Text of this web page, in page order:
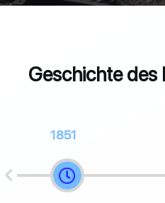
Geschichte des
1851